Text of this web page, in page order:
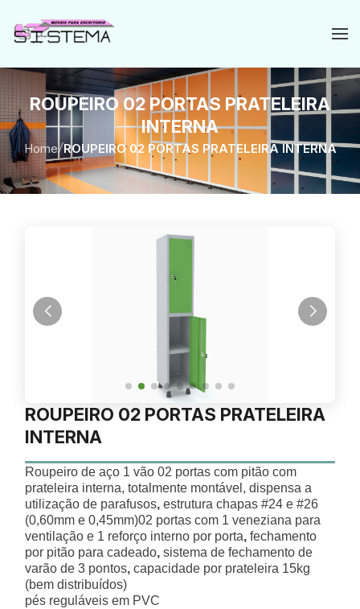
ROUPEIRO 02 PORTAS PRATELEIRA
INTERNA
Home/ROUPEIRO 02 PORTAS PRATELEIRA INTERNA
ROUPEIRO 02 PORTAS PRATELEIRA
INTERNA
Roupeiro de aço 1 vão 02 portas com pitão com
prateleira interna, totalmente montável, dispensa a
utilização de parafusos, estrutura chapas #24 e #26
(0,60mm e 0,45mm)02 portas com 1 veneziana para
ventilação e 1 reforço interno por porta, fechamento
por pitão para cadeado, sistema de fechamento de
varão de 3 pontos, capacidade por prateleira 15kg
(bem distribuídos)
pés reguláveis em PVC